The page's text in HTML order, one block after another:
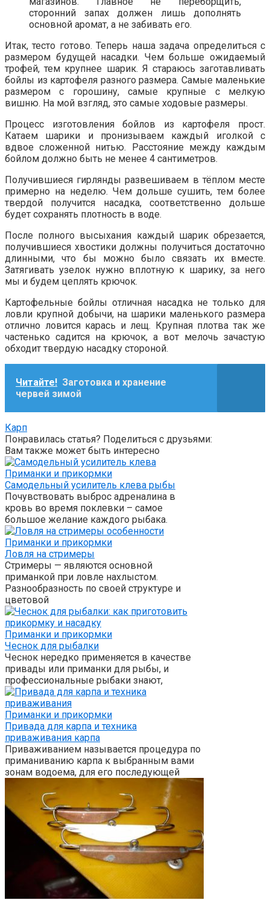
сторонний запах должен лишь дополнять
основной аромат, а не забивать его.
Итак, тесто готово. Теперь наша задача определиться с
размером будущей насадки. Чем больше ожидаемый
трофей, тем крупнее шарик. Я стараюсь заготавливать
бойлы из картофеля разного размера. Самые маленькие
размером с горошину, самые крупные с мелкую
вишню. На мой взгляд, это самые ходовые размеры.
Процесс изготовления бойлов из картофеля прост.
Катаем шарики и пронизываем каждый иголкой с
вдвое сложенной нитью. Расстояние между каждым
бойлом должно быть не менее 4 сантиметров.
Получившиеся гирлянды развешиваем в тёплом месте
примерно на неделю. Чем дольше сушить, тем более
твердой получится насадка, соответственно дольше
будет сохранять плотность в воде.
После полного высыхания каждый шарик обрезается,
получившиеся хвостики должны получиться достаточно
длинными, что бы можно было связать их вместе.
Затягивать узелок нужно вплотную к шарику, за него
мы и будем цеплять крючок.
Картофельные бойлы отличная насадка не только для
ловли крупной добычи, на шарики маленького размера
отлично ловится карась и лещ. Крупная плотва так же
частенько садится на крючок, а вот мелочь зачастую
обходит твердую насадку стороной.
Читайте! Заготовка и хранение
червей зимой
Карп
Понравилась статья? Поделиться с друзьями:
Вам также может быть интересно
Приманки и прикормки
Самодельный усилитель клева рыбы
Почувствовать выброс адреналина в
кровь во время поклевки – самое
большое желание каждого рыбака.
Приманки и прикормки
Ловля на стримеры
Стримеры — являются основной
приманкой при ловле нахлыстом.
Разнообразность по своей структуре и
цветовой
Приманки и прикормки
Чеснок для рыбалки
Чеснок нередко применяется в качестве
привады или приманки для рыбы, и
профессиональные рыбаки знают,
Приманки и прикормки
Привада для карпа и техника
приваживания карпа
Приваживанием называется процедура по
приманиванию карпа к выбранным вами
зонам водоема, для его последующей